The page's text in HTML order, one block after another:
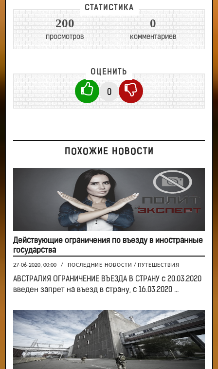
СТАТИСТИКА
200
просмотров
0
комментариев
ОЦЕНИТЬ
0
ПОХОЖИЕ НОВОСТИ
Действующие ограничения по въезду в иностранные
государства
27-06-2020, 00:00 / ПОСЛЕДНИЕ НОВОСТИ / ПУТЕШЕСТВИЯ
АВСТРАЛИЯ ОГРАНИЧЕНИЕ ВЪЕЗДА В СТРАНУ с 20.03.2020
введен запрет на въезд в страну, с 16.03.2020 ...